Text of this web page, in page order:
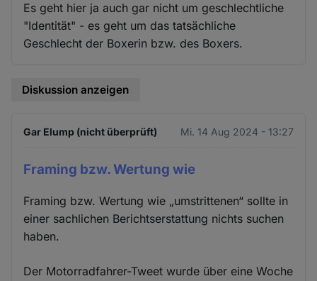
Es geht hier ja auch gar nicht um geschlechtliche
"Identität" - es geht um das tatsächliche
Geschlecht der Boxerin bzw. des Boxers.
Diskussion anzeigen
Gar Elump (nicht überprüft) Mi. 14 Aug 2024 - 13:27
Framing bzw. Wertung wie
Framing bzw. Wertung wie „umstrittenen“ sollte in
einer sachlichen Berichtserstattung nichts suchen
haben.
Der Motorradfahrer-Tweet wurde über eine Woche